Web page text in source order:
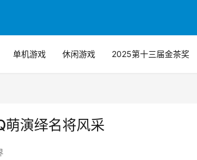
单机游戏 休闲游戏 2025第十三届金茶奖
演绎名将风采